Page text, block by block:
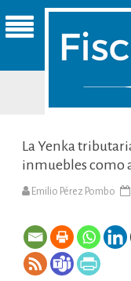
La Yenka
inmuebles como
Emilio Pérez Pombo